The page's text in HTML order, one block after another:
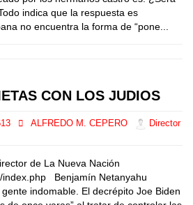
indica que la respuesta es
no encuentra la forma de “pone...
CON LOS JUDIOS
ALFREDO M. CEPERO
Director
de La Nueva Nación
index.php Benjamín Netanyahu
indomable. El decrépito Joe Biden